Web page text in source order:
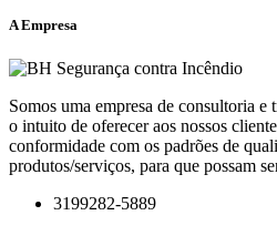
A Empresa
Somos uma empresa de consultoria
o intuito de oferecer aos nossos
conformidade com os padrões de
produtos/serviços, para que possam
3199282-5889